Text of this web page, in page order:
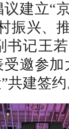
建立“
振兴、
书记王
邀参
共建签